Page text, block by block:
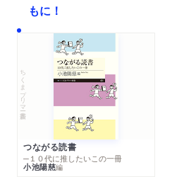
もに！
ちくまプリマー新書
つながる読書
─１０代に推したいこの一冊
小池陽慈編